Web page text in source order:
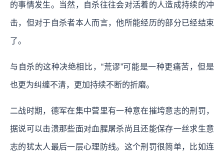
的事情发生。 当然，自杀往往会对活着的人造成持续的冲
击，但对于自杀者本人而言，他所能经历的部分已经结束
了。
与自杀的这种决绝相比，“荒谬”可能是一种更痛苦，但是
也更为纠缠不清，更加持续不断的折磨。
二战时期，德军在集中营里有一种意在摧垮意志的刑罚，
据说可以击溃那些面对血腥屠杀尚且还能保存一丝求生意
志的犹太人最后一层心理防线。这个刑罚很简单，比如连